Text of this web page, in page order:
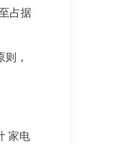
占据
，
家电